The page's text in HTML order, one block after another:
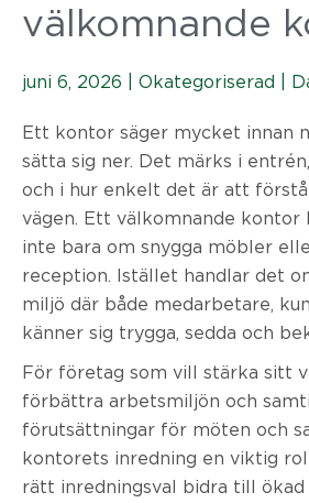
välkomnande
juni 6, 2026 | Okategoriserad
Ett kontor säger mycket innan
sätta sig ner. Det märks i
och i hur enkelt det är att
vägen. Ett välkomnande kontor
inte bara om snygga möbler
reception. Istället handlar det
miljö där både medarbetare,
känner sig trygga, sedda och
För företag som vill stärka sitt
förbättra arbetsmiljön och
förutsättningar för möten och
kontorets inredning en viktig
rätt inredningsval bidra till